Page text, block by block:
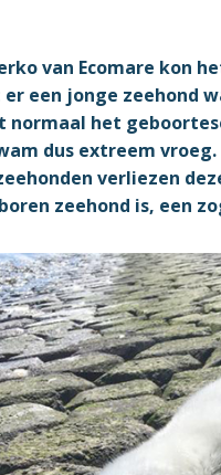
van Ecomare kon
een jonge zeehond
het
dus extreem
verliezen
zeehond is, een